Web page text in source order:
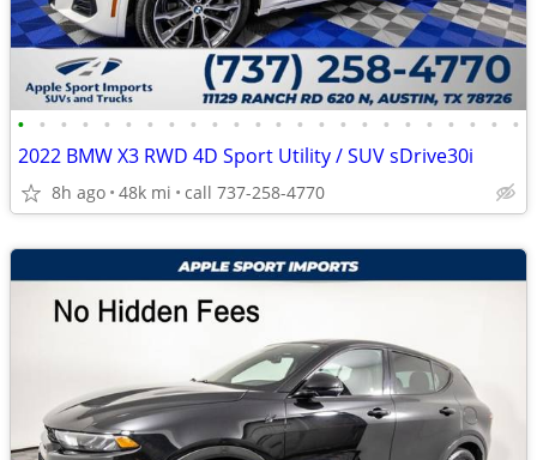
• • • • • • • • • • • • • • • • • • • • • • • •
2022 BMW X3 RWD 4D Sport Utility / SUV sDrive30i
8h ago 48k mi call 737-258-4770